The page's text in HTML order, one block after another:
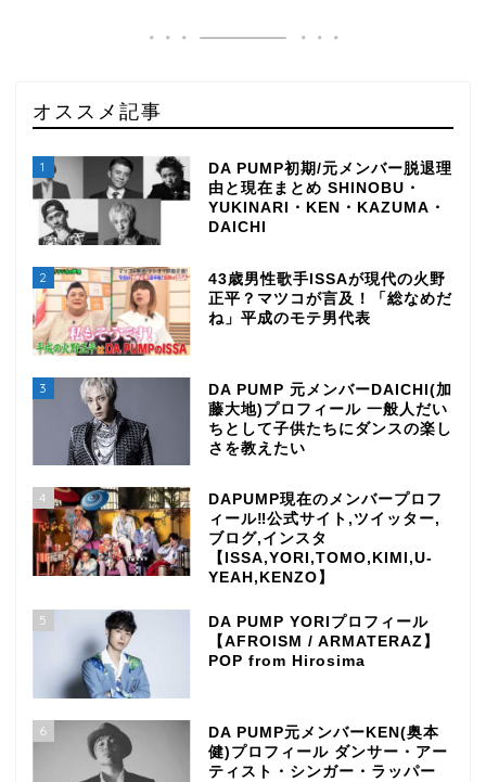
オススメ記事
1
DA PUMP初期/元メンバー脱退理
由と現在まとめ SHINOBU・
YUKINARI・KEN・KAZUMA・
DAICHI
2
43歳男性歌手ISSAが現代の火野
正平？マツコが言及！「総なめだ
ね」平成のモテ男代表
3
DA PUMP 元メンバーDAICHI(加
藤大地)プロフィール 一般人だい
ちとして子供たちにダンスの楽し
さを教えたい
4
DAPUMP現在のメンバープロフ
ィール‼公式サイト,ツイッター,
ブログ,インスタ
【ISSA,YORI,TOMO,KIMI,U-
YEAH,KENZO】
5
DA PUMP YORIプロフィール
【AFROISM / ARMATERAZ】
POP from Hirosima
6
DA PUMP元メンバーKEN(奥本
健)プロフィール ダンサー・アー
ティスト・シンガー・ラッパー